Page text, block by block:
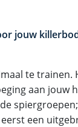
jouw
te trainen.
aan jouw
een